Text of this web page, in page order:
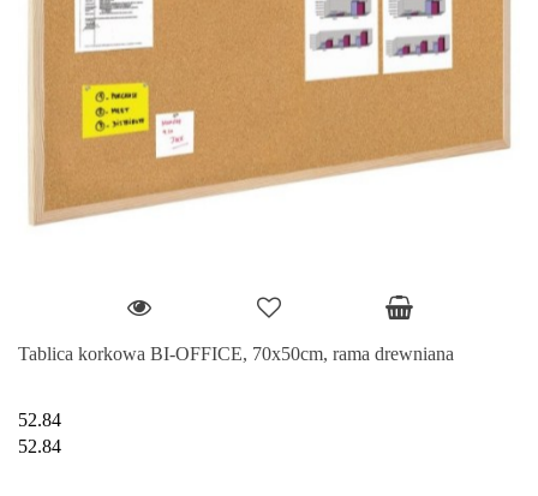
Tablica korkowa BI-OFFICE, 70x50cm, rama drewniana
52.84
52.84